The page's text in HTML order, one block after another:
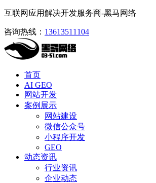
互联网应用解决开发服务商-黑马网络
咨询热线： 13613511104
首页
AI GEO
网站开发
案例展示
网站建设
微信公众号
小程序开发
GEO
动态资讯
行业资讯
企业动态